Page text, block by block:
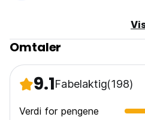
Omtaler
9.1Fabelaktig(198)
Verdi for pengene